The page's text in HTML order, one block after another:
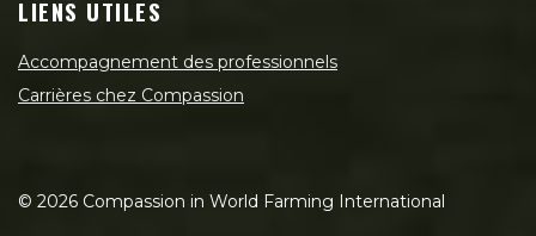
LIENS UTILES
Accompagnement des professionnels
Carrières chez Compassion
© 2026 Compassion in World Farming International